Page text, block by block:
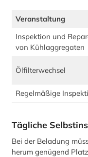
Veranstaltung
Inspektion und
von Kühlaggregaten
Ölfilterwechsel
Regelmäßige
Tägliche
Bei der Beladung
herum genügend